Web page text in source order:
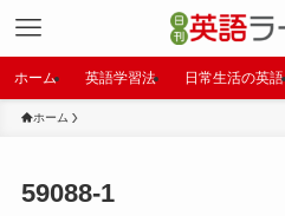
ホーム 英語学習法 日常生活の英語
ホーム
59088-1